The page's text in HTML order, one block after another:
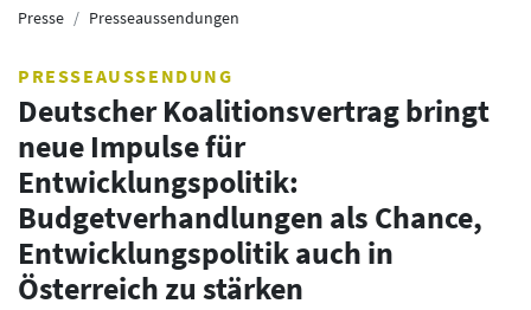
Presse Presseaussendungen
PRESSEAUSSENDUNG
Deutscher Koalitionsvertrag bringt
neue Impulse für
Entwicklungspolitik:
Budgetverhandlungen als Chance,
Entwicklungspolitik auch in
Österreich zu stärken